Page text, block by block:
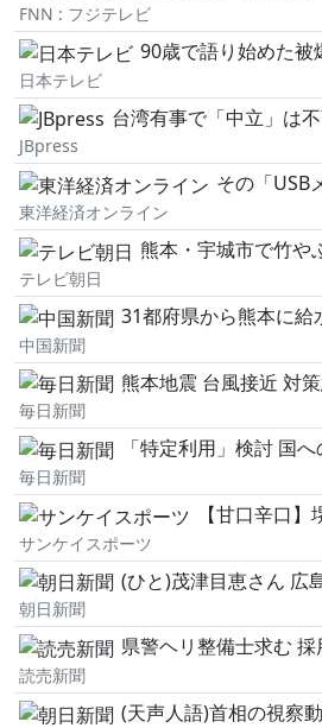
FNN : フジテレビ
90歳で語り始めた被爆体験 きっかけは孫の思い「家族伝承
日本テレビ
台湾有事で「中立」は不可能、フィリピンが中国に突きつけた覚悟史上最
JBpress
その「USBメモリ
東洋経済オンライン
熊本・宇城市で竹やぶ火
テレビ朝日
31都府県から熊本に給
中国新聞
熊本地震 台風接近 対
毎日新聞
「特定利用」検討 国への意見
毎日新聞
【甘口辛口】堺雅人のドラマ「
サンケイスポーツ
(ひと)茂津目恵さん 広島で在日コ
朝日新聞
県警ヘリ整備士求む 採用3度不
読売新聞
(天声人語)首相の視察動